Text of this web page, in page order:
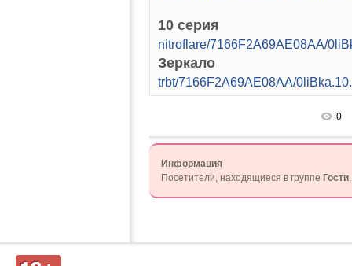
10 серия
nitroflare/7166F2A69AE08AA/
Зеркало
trbt/7166F2A69AE08AA/
0
Информация
Посетители, находящиеся в группе Гости